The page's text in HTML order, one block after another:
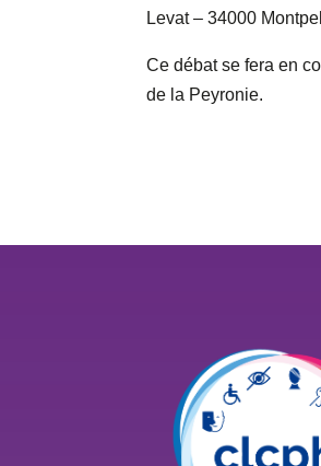
Levat – 34000
Ce débat se fera en
de la Peyronie.